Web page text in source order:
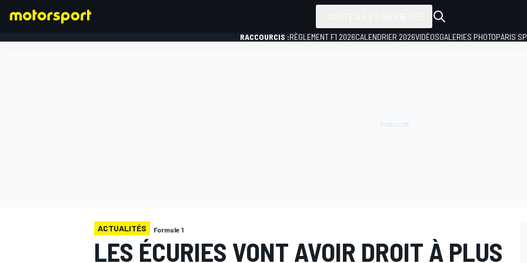
RACCOURCIS :RÈGLEMENT F1 2026CALENDRIER 2026VIDÉOSGALERIES PHOTOPARIS
ACTUALITÉS Formule 1
LES ÉCURIES VONT AVOIR DROIT À PLUS